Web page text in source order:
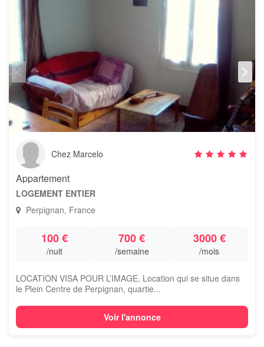
Chez Marcelo
Appartement
LOGEMENT ENTIER
Perpignan, France
100 €
/nuit
700 €
/semaine
3000 €
/mois
LOCATION VISA POUR L’IMAGE. Location qui se situe dans
le Plein Centre de Perpignan, quartie...
Voir l'annonce